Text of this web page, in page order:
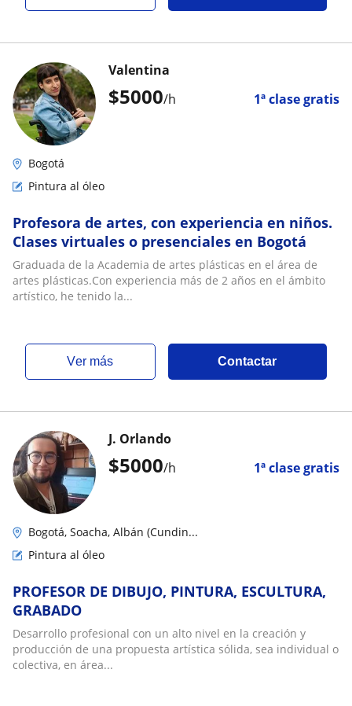
$5000/h 1ª clase gratis
Valentina
Bogotá
Pintura al óleo
Profesora de artes, con experiencia en niños.
Clases virtuales o presenciales en Bogotá
Graduada de la Academia de artes plásticas en el área de
artes plásticas.Con experiencia más de 2 años en el ámbito
artístico, he tenido la...
ver más Contactar
$5000/h 1ª clase gratis
J. Orlando
Bogotá, Soacha, Albán (Cundin...
Pintura al óleo
PROFESOR DE DIBUJO, PINTURA, ESCULTURA,
GRABADO
Desarrollo profesional con un alto nivel en la creación y
producción de una propuesta artística sólida, sea individual o
colectiva, en área...